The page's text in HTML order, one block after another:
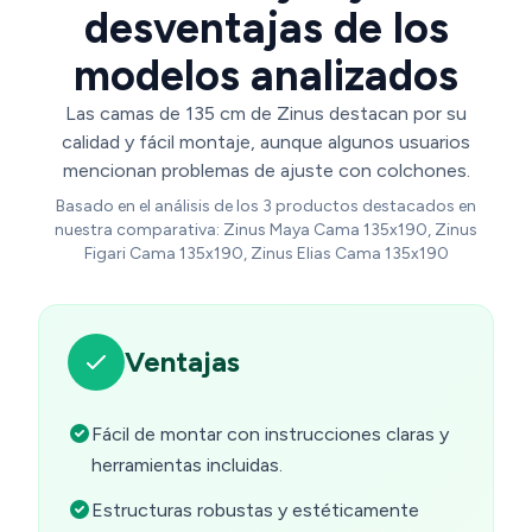
desventajas de los
modelos analizados
Las camas de 135 cm de Zinus destacan por su
calidad y fácil montaje, aunque algunos usuarios
mencionan problemas de ajuste con colchones.
Basado en el análisis de los 3 productos destacados en
nuestra comparativa: Zinus Maya Cama 135x190, Zinus
Figari Cama 135x190, Zinus Elias Cama 135x190
Ventajas
Fácil de montar con instrucciones claras y
herramientas incluidas.
Estructuras robustas y estéticamente